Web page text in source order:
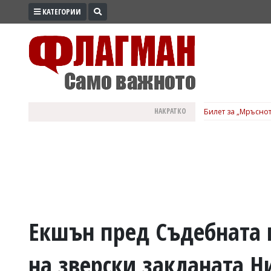
ПРОМО
ВОЙНАТА
КАТЕГОРИИ
НАКРАТКО Билет за
Екшън пред Съдебната